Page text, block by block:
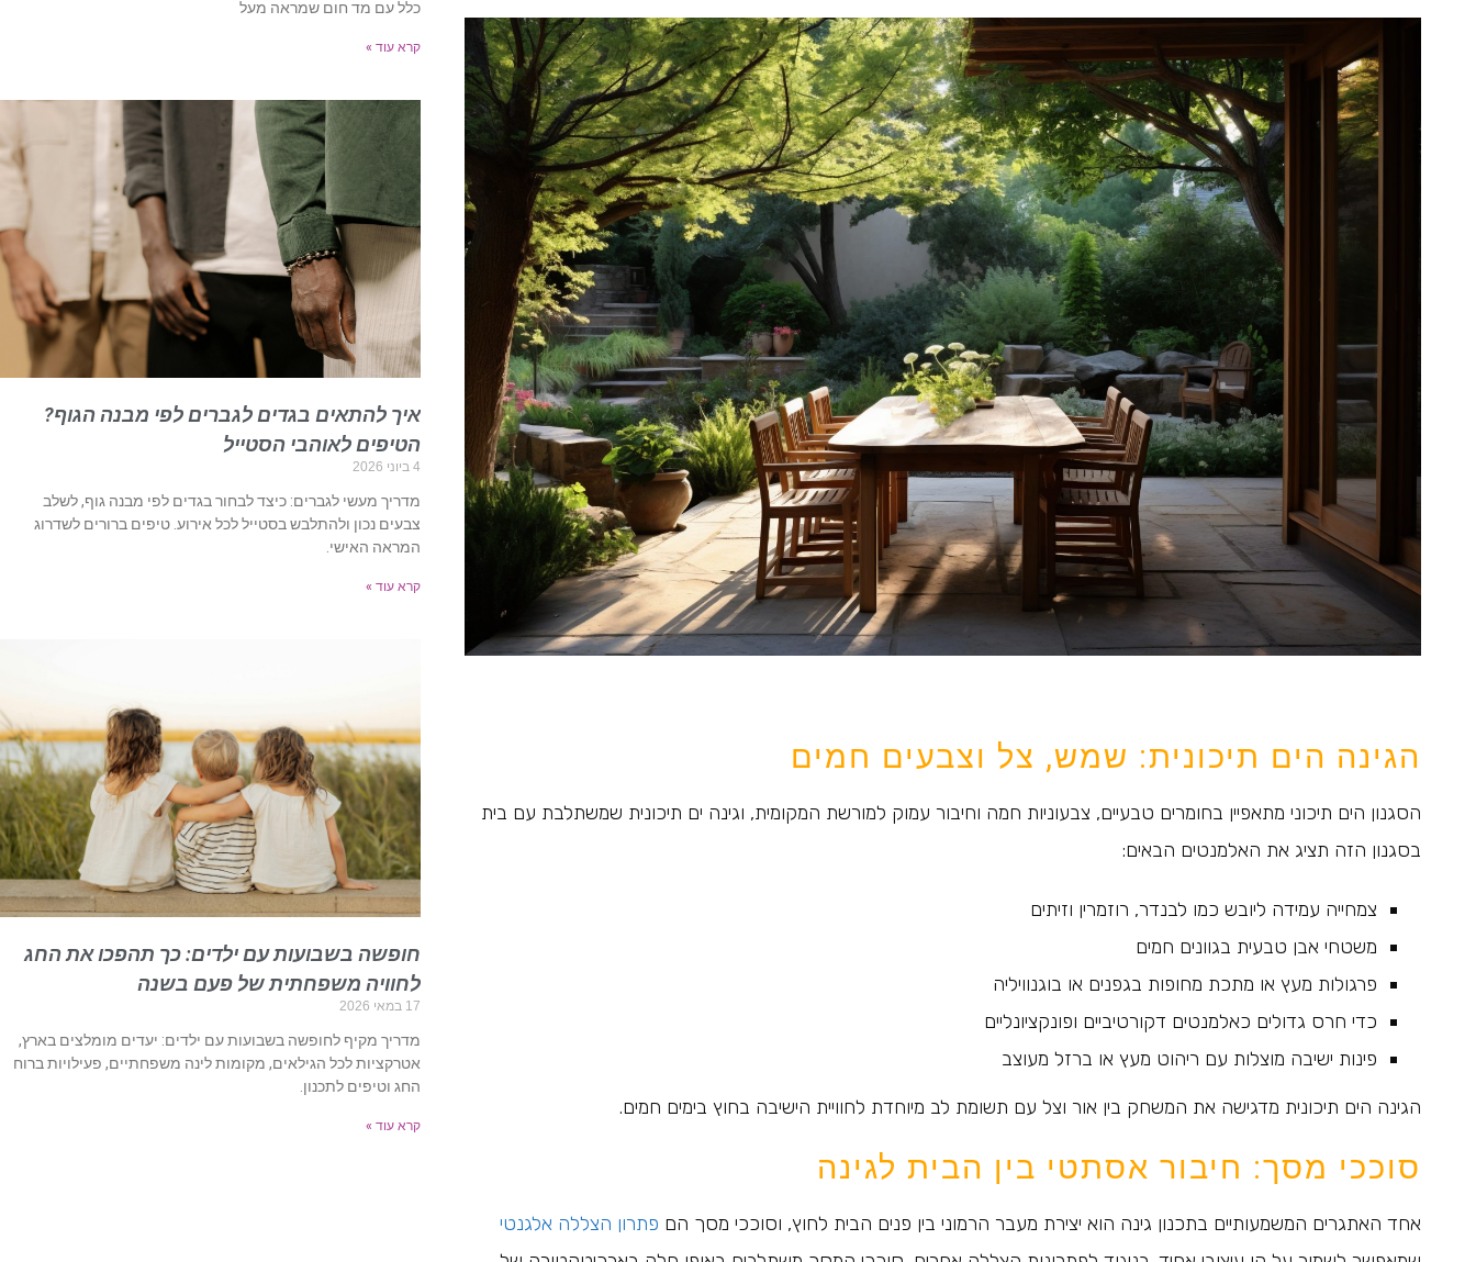
הגינה הים תיכונית: שמש, צל וצבעים חמים
הסגנון הים תיכוני מתאפיין בחומרים טבעיים, צבעוניות חמה וחיבור עמוק למורשת המקומית, וגינה ים תיכונית שמשתלבת עם בית
בסגנון הזה תציג את האלמנטים הבאים:
צמחייה עמידה ליובש כמו לבנדר, רוזמרין וזיתים
משטחי אבן טבעית בגוונים חמים
פרגולות מעץ או מתכת מחופות בגפנים או בוגנוויליה
כדי חרס גדולים כאלמנטים דקורטיביים ופונקציונליים
פינות ישיבה מוצלות עם ריהוט מעץ או ברזל מעוצב
הגינה הים תיכונית מדגישה את המשחק בין אור וצל עם תשומת לב מיוחדת לחוויית הישיבה בחוץ בימים חמים.
סוככי מסך: חיבור אסתטי בין הבית לגינה
אחד האתגרים המשמעותיים בתכנון גינה הוא יצירת מעבר הרמוני בין פנים הבית לחוץ, וסוככי מסך הם פתרון הצללה אלגנטי
כלל עם מד חום שמראה מעל
קרא עוד »
איך להתאים בגדים לגברים לפי מבנה הגוף?
הטיפים לאוהבי הסטייל
4 ביוני 2026
מדריך מעשי לגברים: כיצד לבחור בגדים לפי מבנה גוף, לשלב
צבעים נכון ולהתלבש בסטייל לכל אירוע. טיפים ברורים לשדרוג
המראה האישי.
קרא עוד »
חופשה בשבועות עם ילדים: כך תהפכו את החג
לחוויה משפחתית של פעם בשנה
17 במאי 2026
מדריך מקיף לחופשה בשבועות עם ילדים: יעדים מומלצים בארץ,
אטרקציות לכל הגילאים, מקומות לינה משפחתיים, פעילויות ברוח
החג וטיפים לתכנון.
קרא עוד »